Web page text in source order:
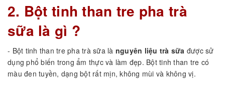
2. Bột tinh than tre pha trà
sữa là gì ?
- Bột tinh than tre pha trà sữa là nguyên liệu trà sữa được sử
dụng phổ biến trong ẩm thực và làm đẹp. Bột tinh than tre có
màu đen tuyền, dạng bột rất mịn, không mùi và không vị.